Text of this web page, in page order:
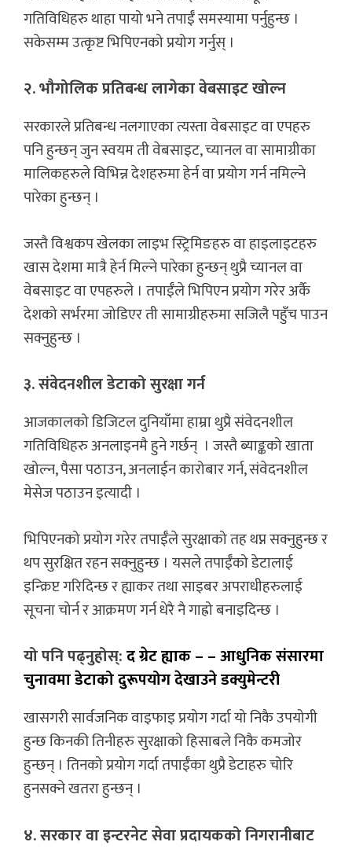
गतिविधिहरु थाहा पायो भने तपाईँ समस्यामा पर्नुहुन्छ ।
सकेसम्म उत्कृष्ट भिपिएनको प्रयोग गर्नुस् ।
२. भौगोलिक प्रतिबन्ध लागेका वेबसाइट खोल्न
सरकारले प्रतिबन्ध नलगाएका त्यस्ता वेबसाइट वा एपहरु
पनि हुन्छन् जुन स्वयम ती वेबसाइट, च्यानल वा सामाग्रीका
मालिकहरुले विभिन्न देशहरुमा हेर्न वा प्रयोग गर्न नमिल्ने
पारेका हुन्छन् ।
जस्तै विश्वकप खेलका लाइभ स्ट्रिमिङहरु वा हाइलाइटहरु
खास देशमा मात्रै हेर्न मिल्ने पारेका हुन्छन् थुप्रै च्यानल वा
वेबसाइट वा एपहरुले । तपाईँले भिपिएन प्रयोग गरेर अर्कै
देशको सर्भरमा जोडिएर ती सामाग्रीहरुमा सजिलै पहुँच पाउन
सक्नुहुन्छ ।
३. संवेदनशील डेटाको सुरक्षा गर्न
आजकालको डिजिटल दुनियाँमा हाम्रा थुप्रै संवेदनशील
गतिविधिहरु अनलाइनमै हुने गर्छन् । जस्तै ब्याङ्कको खाता
खोल्न, पैसा पठाउन, अनलाईन कारोबार गर्न, संवेदनशील
मेसेज पठाउन इत्यादी ।
भिपिएनको प्रयोग गरेर तपाईँले सुरक्षाको तह थप्न सक्नुहुन्छ र
थप सुरक्षित रहन सक्नुहुन्छ । यसले तपाईँको डेटालाई
इन्क्रिप्ट गरिदिन्छ र ह्याकर तथा साइबर अपराधीहरुलाई
सूचना चोर्न र आक्रमण गर्न धेरै नै गाह्रो बनाइदिन्छ ।
यो पनि पढ्नुहोस्:द ग्रेट ह्याक – – आधुनिक संसारमा
चुनावमा डेटाको दुरूपयोग देखाउने डक्युमेन्टरी
खासगरी सार्वजनिक वाइफाइ प्रयोग गर्दा यो निकै उपयोगी
हुन्छ किनकी तिनीहरु सुरक्षाको हिसाबले निकै कमजोर
हुन्छन् । तिनको प्रयोग गर्दा तपाईँका थुप्रै डेटाहरु चोरि
हुनसक्ने खतरा हुन्छन् ।
४. सरकार वा इन्टरनेट सेवा प्रदायकको निगरानीबाट